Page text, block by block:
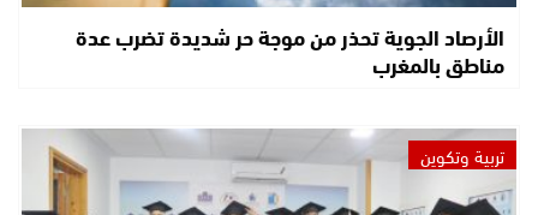
الأرصاد الجوية تحذر من موجة حر شديدة تضرب عدة
مناطق بالمغرب
تربية وتكوين